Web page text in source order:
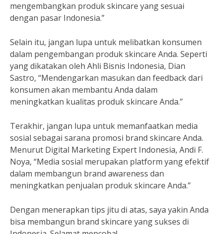
mengembangkan produk skincare yang sesuai
dengan pasar Indonesia.”
Selain itu, jangan lupa untuk melibatkan konsumen
dalam pengembangan produk skincare Anda. Seperti
yang dikatakan oleh Ahli Bisnis Indonesia, Dian
Sastro, “Mendengarkan masukan dan feedback dari
konsumen akan membantu Anda dalam
meningkatkan kualitas produk skincare Anda.”
Terakhir, jangan lupa untuk memanfaatkan media
sosial sebagai sarana promosi brand skincare Anda.
Menurut Digital Marketing Expert Indonesia, Andi F.
Noya, “Media sosial merupakan platform yang efektif
dalam membangun brand awareness dan
meningkatkan penjualan produk skincare Anda.”
Dengan menerapkan tips jitu di atas, saya yakin Anda
bisa membangun brand skincare yang sukses di